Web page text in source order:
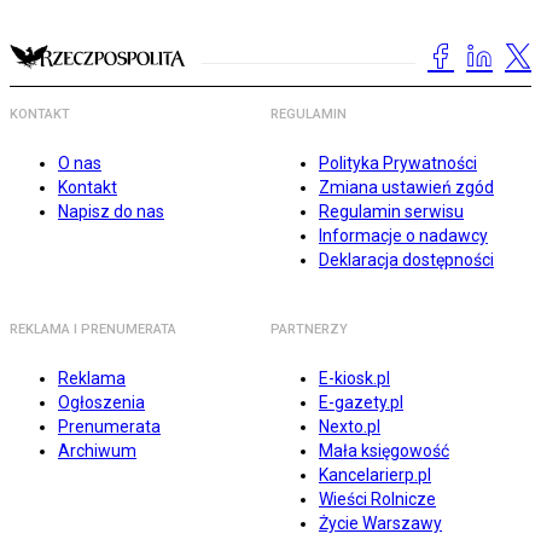
KONTAKT
O nas
Kontakt
Napisz do nas
REGULAMIN
Polityka Prywatności
Zmiana ustawień zgód
Regulamin serwisu
Informacje o nadawcy
Deklaracja dostępności
REKLAMA I PRENUMERATA
Reklama
Ogłoszenia
Prenumerata
Archiwum
PARTNERZY
E-kiosk.pl
E-gazety.pl
Nexto.pl
Mała księgowość
Kancelarierp.pl
Wieści Rolnicze
Życie Warszawy